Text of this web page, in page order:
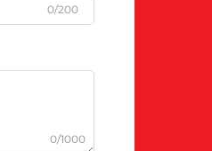
0/200
0/1000